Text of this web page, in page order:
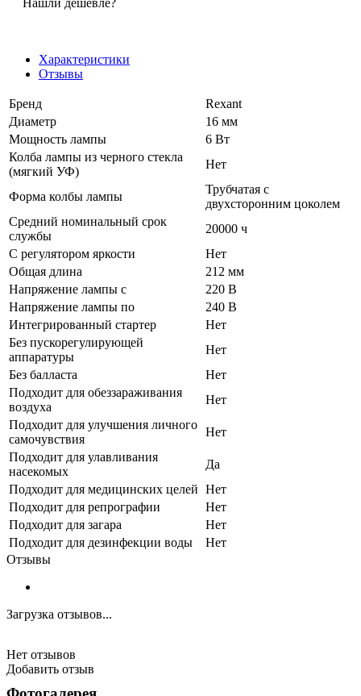
Характеристики
Отзывы
Бренд
Rexant
Диаметр
16 мм
Мощность лампы
6 Вт
Колба лампы из черного стекла
(мягкий УФ)
Нет
Форма колбы лампы
Трубчатая с
двухсторонним цоколем
Средний номинальный срок
службы
20000 ч
С регулятором яркости
Нет
Общая длина
212 мм
Напряжение лампы с
220 В
Напряжение лампы по
240 В
Интегрированный стартер
Нет
Без пускорегулирующей
аппаратуры
Нет
Без балласта
Нет
Подходит для обеззараживания
воздуха
Нет
Подходит для улучшения личного
самочувствия
Нет
Подходит для улавливания
насекомых
Да
Подходит для медицинских целей Нет
Подходит для репрографии
Нет
Подходит для загара
Нет
Подходит для дезинфекции воды
Нет
Отзывы
Загрузка отзывов...
Нет отзывов
Добавить отзыв